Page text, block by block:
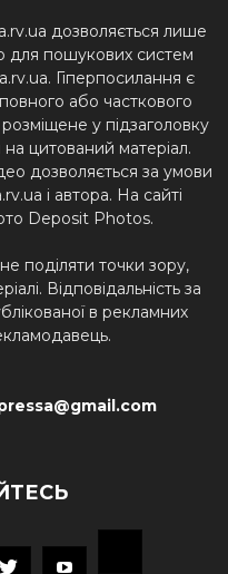
дозволяється лише
для пошукових систем
Гіперпосилання є
або часткового
у підзаголовку
цитований матеріал.
дозволяється за умови
і автора. На сайті
Deposit Photos.
поділяти точки зору,
Відповідальність за
в рекламних